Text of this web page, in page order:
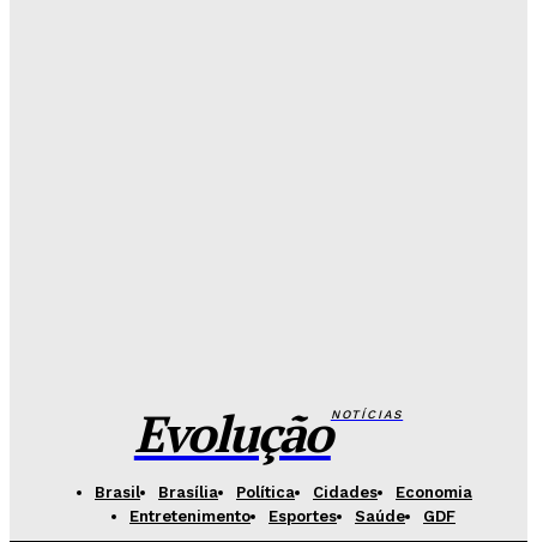
EvoluçãoNOTÍCIAS
Brasil Brasília Política Cidades
Economia
Entretenimento
Esportes Saúde GDF